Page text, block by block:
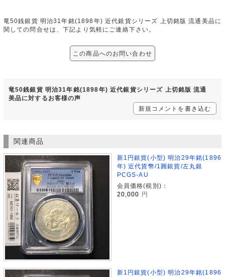
竜50銭銀貨 明治31年銘(1898年) 近代銀貨シリーズ 上切銘版 流通美品に
関しての問合せは、下記より気軽にご連絡下さい。
この商品へのお問い合わせ
竜50銭銀貨 明治31年銘(1898年) 近代銀貨シリーズ 上切銘版 流通
美品に対するお客様の声
新規コメントを書き込む
関連商品
新1円銀貨(小型) 明治29年銘(1896
年) 近代貨幣/1圓銀貨/左丸銀
PCGS-AU
会員価格(税別)：
20,000
円
新1円銀貨(小型) 明治29年銘(1896